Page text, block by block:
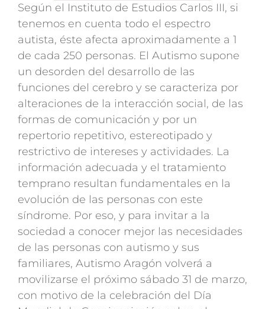
Según el Instituto de Estudios Carlos III, si
tenemos en cuenta todo el espectro
autista, éste afecta aproximadamente a 1
de cada 250 personas. El Autismo supone
un desorden del desarrollo de las
funciones del cerebro y se caracteriza por
alteraciones de la interacción social, de las
formas de comunicación y por un
repertorio repetitivo, estereotipado y
restrictivo de intereses y actividades. La
información adecuada y el tratamiento
temprano resultan fundamentales en la
evolución de las personas con este
síndrome. Por eso, y para invitar a la
sociedad a conocer mejor las necesidades
de las personas con autismo y sus
familiares, Autismo Aragón volverá a
movilizarse el próximo sábado 31 de marzo,
con motivo de la celebración del Día